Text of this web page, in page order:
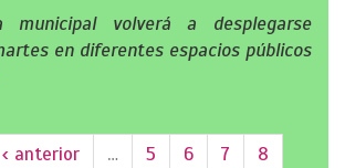
municipal volverá a desplegarse
en diferentes espacios públicos
‹ anterior … 5 6 7
8